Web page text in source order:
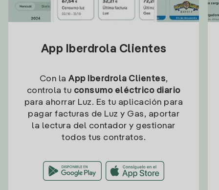
App Iberdrola Clientes
Con la App Iberdrola Clientes,
controla tu consumo eléctrico diario
para ahorrar Luz. Es tu aplicación para
pagar facturas de Luz y Gas, aportar
la lectura del contador y gestionar
todos tus contratos.